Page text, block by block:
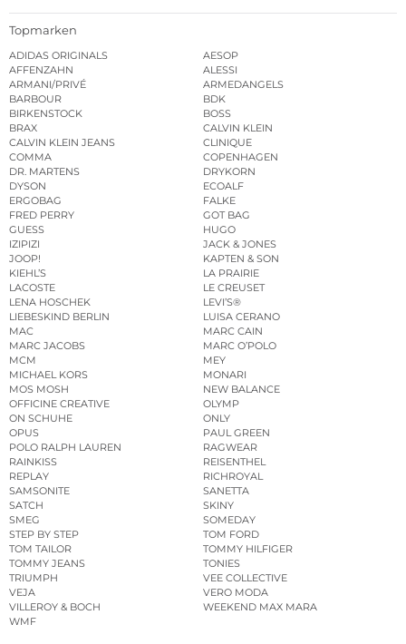
Topmarken
ADIDAS ORIGINALS
AESOP
AFFENZAHN
ALESSI
ARMANI/PRIVÉ
ARMEDANGELS
BARBOUR
BDK
BIRKENSTOCK
BOSS
BRAX
CALVIN KLEIN
CALVIN KLEIN JEANS
CLINIQUE
COMMA
COPENHAGEN
DR. MARTENS
DRYKORN
DYSON
ECOALF
ERGOBAG
FALKE
FRED PERRY
GOT BAG
GUESS
HUGO
IZIPIZI
JACK & JONES
JOOP!
KAPTEN & SON
KIEHL’S
LA PRAIRIE
LACOSTE
LE CREUSET
LENA HOSCHEK
LEVI’S®
LIEBESKIND BERLIN
LUISA CERANO
MAC
MARC CAIN
MARC JACOBS
MARC O’POLO
MCM
MEY
MICHAEL KORS
MONARI
MOS MOSH
NEW BALANCE
OFFICINE CREATIVE
OLYMP
ON SCHUHE
ONLY
OPUS
PAUL GREEN
POLO RALPH LAUREN
RAGWEAR
RAINKISS
REISENTHEL
REPLAY
RICHROYAL
SAMSONITE
SANETTA
SATCH
SKINY
SMEG
SOMEDAY
STEP BY STEP
TOM FORD
TOM TAILOR
TOMMY HILFIGER
TOMMY JEANS
TONIES
TRIUMPH
VEE COLLECTIVE
VEJA
VERO MODA
VILLEROY & BOCH
WEEKEND MAX MARA
WMF